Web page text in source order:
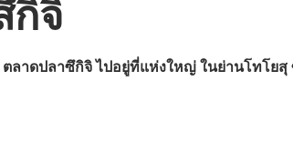
กิจิ
ตลาดปลาซึกิจิ ไปอยู่ที่แห่งใหญ่ ในย่านโทโย